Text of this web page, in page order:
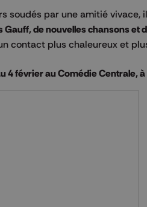
soudés par une amitié vivace,
de nouvelles chansons et
contact plus chaleureux et
4 février au Comédie Centrale, à